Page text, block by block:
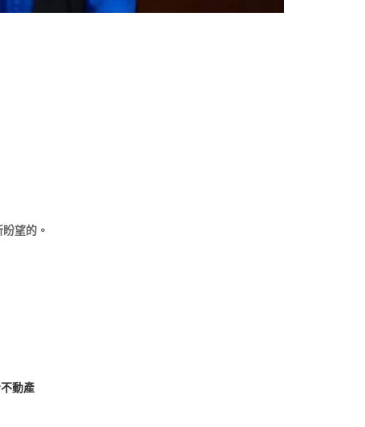
望的。
動產